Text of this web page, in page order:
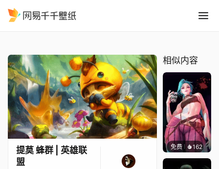
提莫 蜂群 | 英雄联
盟
相似内容
免费 162